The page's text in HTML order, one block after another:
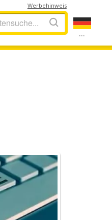
...
Werbehinweis